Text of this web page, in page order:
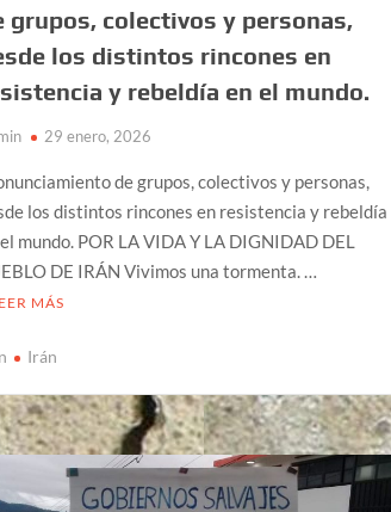
grupos, colectivos y personas,
los distintos rincones en
y rebeldía en el mundo.
29 enero, 2026
de grupos, colectivos y personas,
los distintos rincones en resistencia y rebeldía
mundo. POR LA VIDA Y LA DIGNIDAD DEL
DE IRÁN Vivimos una tormenta. …
MÁS
Irán